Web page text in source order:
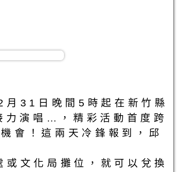
31日晚間5時起在新竹縣
演唱…，精彩活動首度跨
會！這兩天冷鋒報到，邱
文化局攤位，就可以兌換